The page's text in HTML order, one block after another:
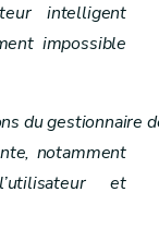
intelligent
impossible
du gestionnaire
notamment
et